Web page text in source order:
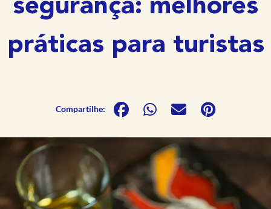
segurança: melhores
práticas para turistas